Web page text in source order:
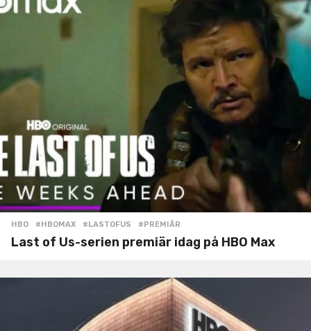
HBO #HBOMAX ,#LASTOFUS ,#PREMIÄR
Last of Us-serien premiär idag på HBO Max